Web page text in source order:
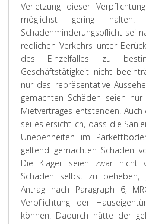
Verletzung dieser
möglichst gering
Schadenminderungspflicht sei
redlichen Verkehrs unter
des Einzelfalles zu
Geschäftstätigkeit nicht
nur das repräsentative
gemachten Schäden seien
Mietvertrages entstanden.
sei es ersichtlich, dass die
Unebenheiten im
geltend gemachten Schaden
Die Kläger seien zwar nicht
Schäden selbst zu
Antrag nach Paragraph 6,
Verpflichtung der
können. Dadurch hätte der